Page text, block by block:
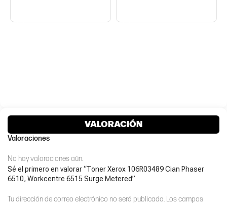
VALORACIÓN
Valoraciones
No hay valoraciones aún.
Sé el primero en valorar “Toner Xerox 106R03489 Cian Phaser
6510, Workcentre 6515 Surge Metered”
Tu dirección de correo electrónico no será publicada. Los campos